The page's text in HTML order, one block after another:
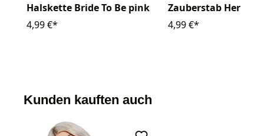
Halskette Bride To Be pink
4,99 €*
Zauberstab Herz
4,99 €*
Kunden kauften auch